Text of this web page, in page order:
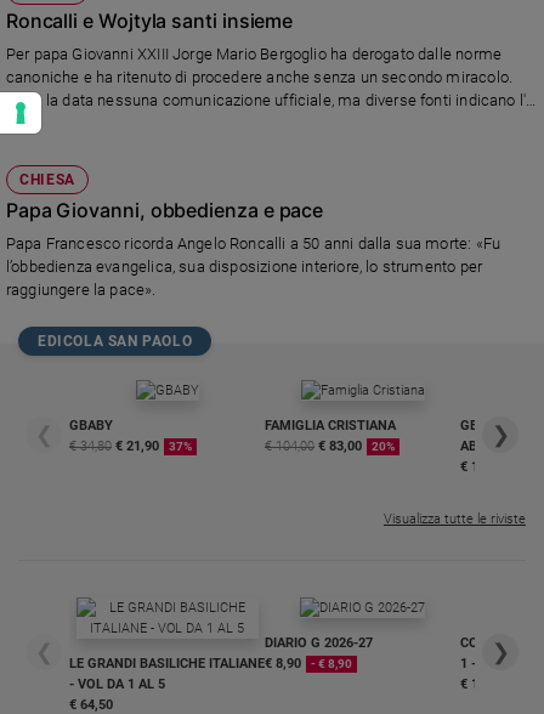
Roncalli e Wojtyla santi insieme
Per papa Giovanni XXIII Jorge Mario Bergoglio ha derogato dalle norme
canoniche e ha ritenuto di procedere anche senza un secondo miracolo.
Circa la data nessuna comunicazione ufficiale, ma diverse fonti indicano l'8
dicembre.
CHIESA
Papa Giovanni, obbedienza e pace
Papa Francesco ricorda Angelo Roncalli a 50 anni dalla sua morte: «Fu
l’obbedienza evangelica, sua disposizione interiore, lo strumento per
raggiungere la pace».
EDICOLA SAN PAOLO
❮
GBABY
€ 34,80 € 21,90 37%
FAMIGLIA CRISTIANA
€ 104,00 € 83,00 20%
GBABY
€ 16,99
❯
Visualizza tutte le riviste
❮
LE GRANDI BASILICHE ITALIANE
- VOL DA 1 AL 5
€ 64,50
DIARIO G 2026-27
€ 8,90
- € 8,90
COLLANA
1 - 2
€ 18,50
❯